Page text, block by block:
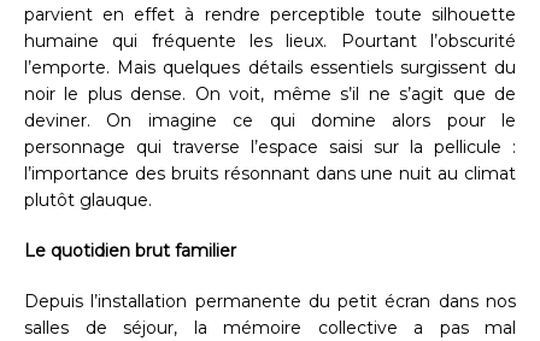
parvient en effet à rendre perceptible toute silhouette
humaine qui fréquente les lieux. Pourtant l’obscurité
l’emporte. Mais quelques détails essentiels surgissent du
noir le plus dense. On voit, même s’il ne s’agit que de
deviner. On imagine ce qui domine alors pour le
personnage qui traverse l’espace saisi sur la pellicule :
l’importance des bruits résonnant dans une nuit au climat
plutôt glauque.
Le quotidien brut familier
Depuis l’installation permanente du petit écran dans nos
salles de séjour, la mémoire collective a pas mal